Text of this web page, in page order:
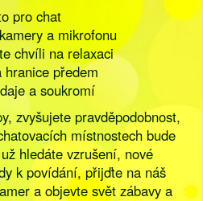
pro chat
a mikrofonu
chvíli na relaxaci
předem
a soukromí
zvyšujete pravděpodobnost,
místnostech bude
hledáte vzrušení, nové
k povídání, přijďte na náš
a objevte svět zábavy a